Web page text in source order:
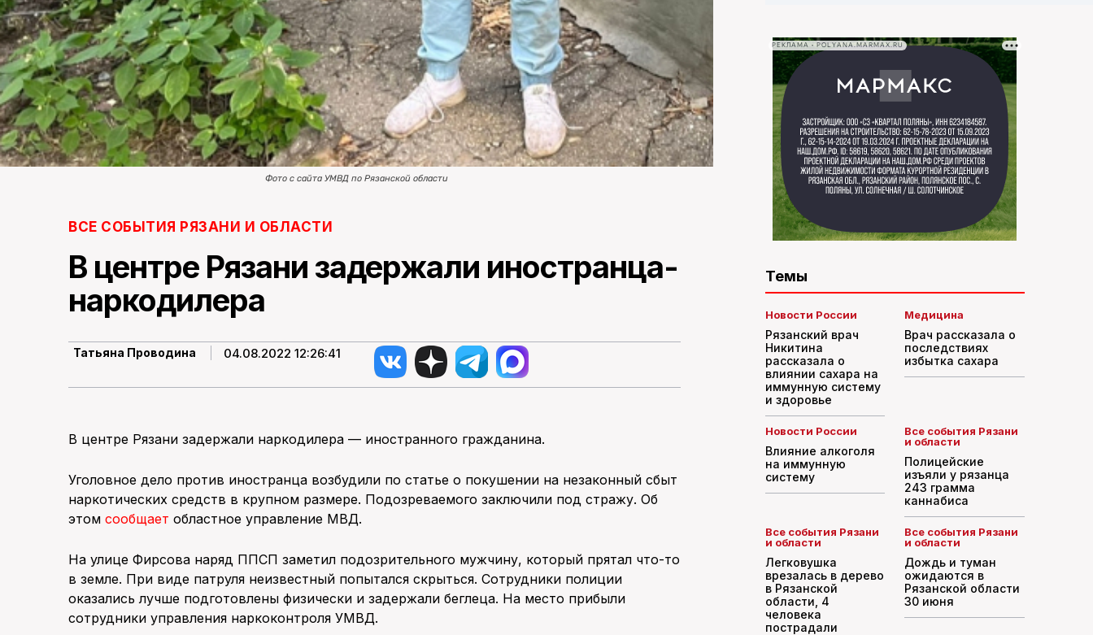
Фото с сайта УМВД по Рязанской области
ВСЕ СОБЫТИЯ РЯЗАНИ И ОБЛАСТИ
В центре Рязани задержали иностранца-
наркодилера
Татьяна Проводина 04.08.2022 12:26:41
В центре Рязани задержали наркодилера — иностранного гражданина.
Уголовное дело против иностранца возбудили по статье о покушении на незаконный сбыт
наркотических средств в крупном размере. Подозреваемого заключили под стражу. Об
этом сообщает областное управление МВД.
На улице Фирсова наряд ППСП заметил подозрительного мужчину, который прятал что-то
в земле. При виде патруля неизвестный попытался скрыться. Сотрудники полиции
оказались лучше подготовлены физически и задержали беглеца. На место прибыли
сотрудники управления наркоконтроля УМВД.
РЕКЛАМА • POLYANA.MARMAX.RU
Темы
Новости России
Рязанский врач
Никитина
рассказала о
влиянии сахара на
иммунную систему
и здоровье
Медицина
Врач рассказала о
последствиях
избытка сахара
Новости России
Влияние алкоголя
на иммунную
систему
Все события Рязани
и области
Полицейские
изъяли у рязанца
243 грамма
каннабиса
Все события Рязани
и области
Легковушка
врезалась в дерево
в Рязанской
области, 4
человека
пострадали
Все события Рязани
и области
Дождь и туман
ожидаются в
Рязанской области
30 июня